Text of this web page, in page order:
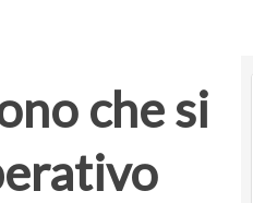
che si